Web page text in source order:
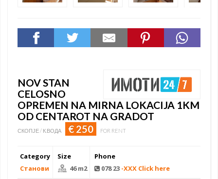
NOV STAN
CELOSNO
OPREMEN NA MIRNA LOKACIJA 1KM
OD CENTAROT NA GRADOT
СКОПЈЕ / К.ВОДА € 250 FOR RENT
Category
Станови
Size
46 m2
Phone
078 23 -XXX Click here